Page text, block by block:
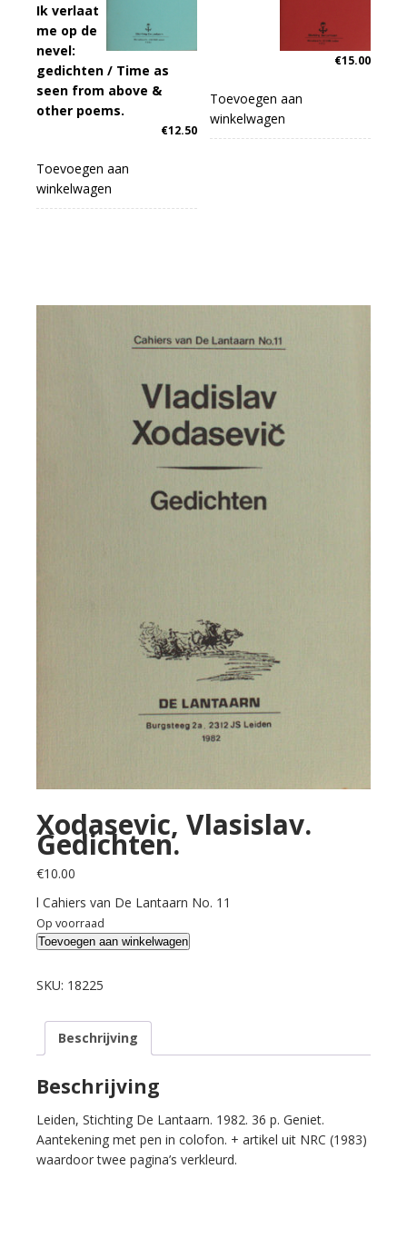
Ik verlaat
me op de
nevel:
gedichten / Time as
seen from above &
other poems.
€12.50
Toevoegen aan
winkelwagen
€15.00
Toevoegen aan
winkelwagen
Xodasevic, Vlasislav.
Gedichten.
€10.00
l Cahiers van De Lantaarn No. 11
Op voorraad
Xodasevic,
Gedichten.
Toevoegen aan winkelwagen
SKU: 18225
Beschrijving
Beschrijving
Leiden, Stichting De Lantaarn. 1982. 36 p. Geniet.
Aantekening met pen in colofon. + artikel uit NRC (1983)
waardoor twee pagina’s verkleurd.